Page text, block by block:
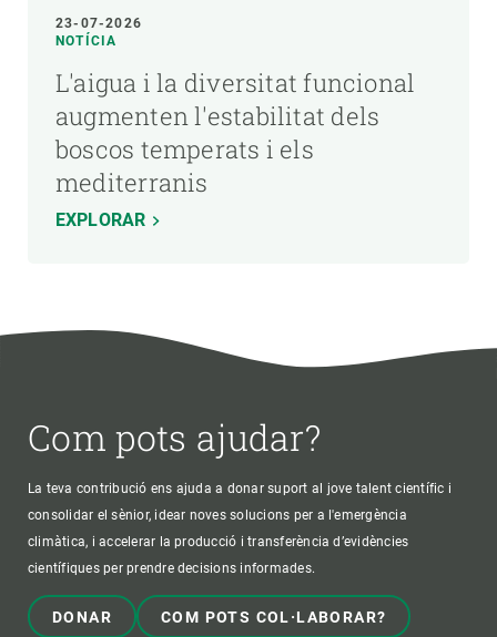
23-07-2026
NOTÍCIA
L'aigua i la diversitat funcional
augmenten l'estabilitat dels
boscos temperats i els
mediterranis
EXPLORAR
Com pots ajudar?
La teva contribució ens ajuda a donar suport al jove talent científic i
consolidar el sènior, idear noves solucions per a l'emergència
climàtica, i accelerar la producció i transferència d’evidències
científiques per prendre decisions informades.
DONAR COM POTS COL·LABORAR?